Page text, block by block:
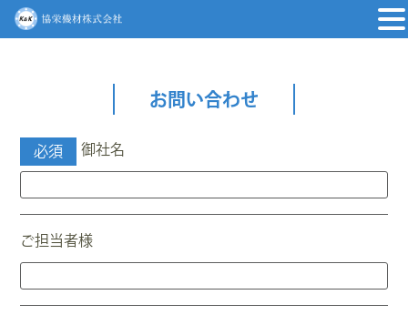
お問い合わせ
必須 御社名
ご担当者様